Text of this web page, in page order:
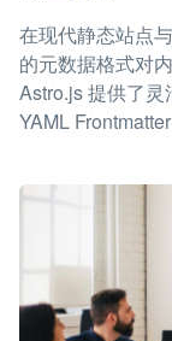
在现代静态站点
的元数据格式对
Astro.js 提供了
YAML